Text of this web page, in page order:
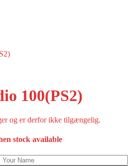
100(PS2)
og er derfor ikke tilgængelig.
stock available